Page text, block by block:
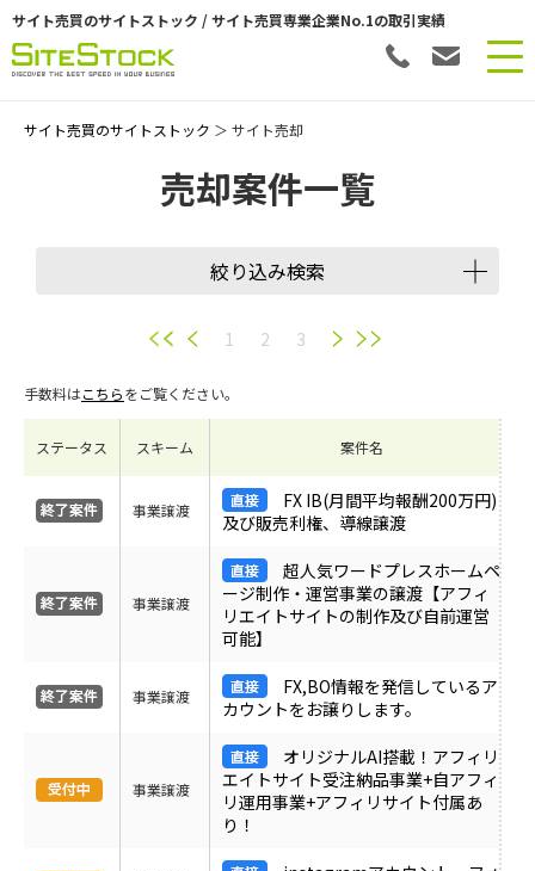
サイト売買のサイトストック / サイト売買専業企業No.1の取引実績
サイト売買のサイトストック ＞ サイト売却
売却案件一覧
絞り込み検索
譲渡スキーム
会員数
希望価格
月間売上
サイト形態
1 2 3
手数料はこちらをご覧ください。
ステータス スキーム 案件名
事業譲渡
FX IB(月間平均報酬200万円)
及び販売利権、導線譲渡
事業譲渡
超人気ワードプレスホームペ
ージ制作・運営事業の譲渡【アフィ
リエイトサイトの制作及び自前運営
可能】
事業譲渡
FX,BO情報を発信しているア
カウントをお譲りします。
事業譲渡
オリジナルAI搭載！アフィリ
エイトサイト受注納品事業+自アフィ
リ運用事業+アフィリサイト付属あ
り！